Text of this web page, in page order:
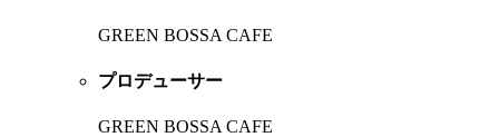
GREEN BOSSA CAFE
プロデューサー
GREEN BOSSA CAFE